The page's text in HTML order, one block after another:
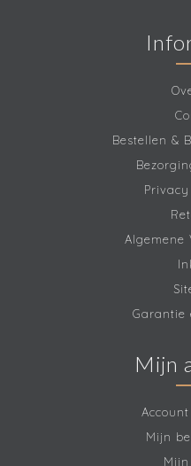
Bestellen &
Privacy
Algemene
Garantie
Mijn
Mijn